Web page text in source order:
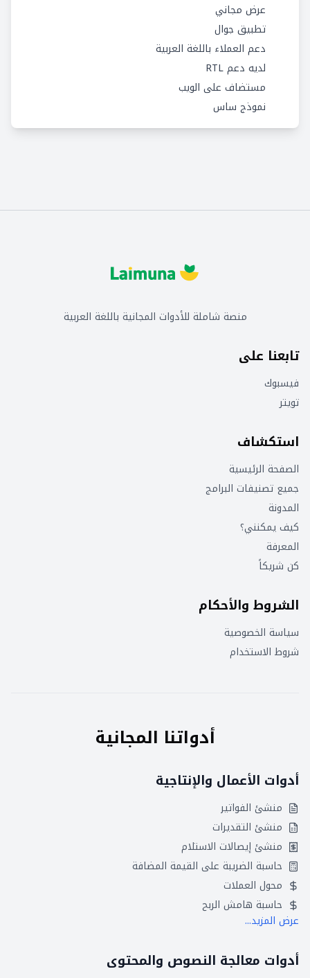
عرض مجاني
تطبيق جوال
دعم العملاء باللغة العربية
لديه دعم RTL
مستضاف على الويب
نموذج ساس
منصة شاملة للأدوات المجانية باللغة العربية
تابعنا على
فيسبوك
تويتر
استكشاف
الصفحة الرئيسية
جميع تصنيفات البرامج
المدونة
كيف يمكنني؟
المعرفة
كن شريكاً
الشروط والأحكام
سياسة الخصوصية
شروط الاستخدام
أدواتنا المجانية
أدوات الأعمال والإنتاجية
منشئ الفواتير
منشئ التقديرات
منشئ إيصالات الاستلام
حاسبة الضريبة على القيمة المضافة
محول العملات
حاسبة هامش الربح
عرض المزيد...
أدوات معالجة النصوص والمحتوى